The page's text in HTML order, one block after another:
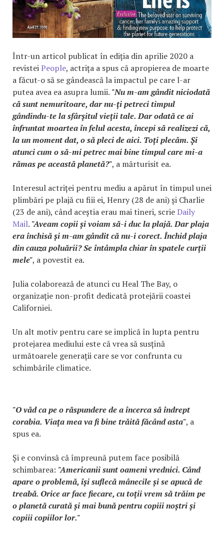
Într-un articol publicat în ediția din aprilie 2020 a
revisteiPeople, actrița a spus că apropierea de moarte
a făcut-o să se gândească la impactul pe care l-ar
putea avea ea asupra lumii. "Nu m-am gândit niciodată
că sunt nemuritoare, dar nu-ți petreci timpul
gândindu-te la sfârșitul vieții tale. Dar odată ce ai
înfruntat moartea în felul acesta, începi să realizezi că,
la un moment dat, o să pleci de aici. Toți plecăm. Și
atunci cum o să-mi petrec mai bine timpul care mi-a
rămas pe această planetă?", a mărturisit ea.
Interesul actriței pentru mediu a apărut în timpul unei
plimbări pe plajă cu fiii ei, Henry (28 de ani) și Charlie
(23 de ani), când aceștia erau mai tineri, scrieDaily
Mail. "Aveam copii și voiam să-i duc la plajă. Dar plaja
era închisă și m-am gândit că nu-i corect. Închid plaja
din cauza poluării? Se întâmpla chiar în spatele curții
mele", a povestit ea.
Julia colaborează de atunci cu Heal The Bay, o
organizație non-profit dedicată protejării coastei
Californiei.
Un alt motiv pentru care se implică în lupta pentru
protejarea mediului este că vrea să susțină
următoarele generații care se vor confrunta cu
schimbările climatice.
"O văd ca pe o răspundere de a încerca să îndrept
corabia. Viața mea va fi bine trăită făcând asta", a
spus ea.
Și e convinsă că împreună putem face posibilă
schimbarea: "Americanii sunt oameni vrednici. Când
apare o problemă, își suflecă mânecile și se apucă de
treabă. Orice ar face fiecare, cu toții vrem să trăim pe
o planetă curată și mai bună pentru copiii noștri și
copiii copiilor lor."